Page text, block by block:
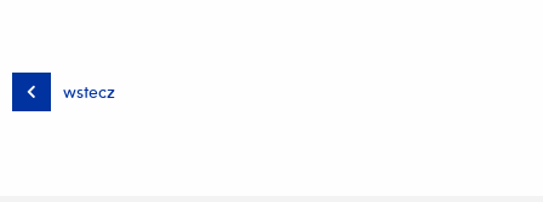
wstecz